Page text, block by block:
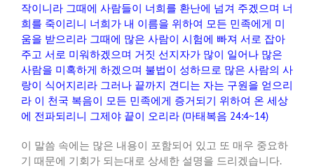
작이니라 그때에 사람들이 너희를 환난에 넘겨 주겠으며 너
희를 죽이리니 너희가 내 이름을 위하여 모든 민족에게 미
움을 받으리라 그때에 많은 사람이 시험에 빠져 서로 잡아
주고 서로 미워하겠으며 거짓 선지자가 많이 일어나 많은
사람을 미혹하게 하겠으며 불법이 성하므로 많은 사람의 사
랑이 식어지리라 그러나 끝까지 견디는 자는 구원을 얻으리
라 이 천국 복음이 모든 민족에게 증거되기 위하여 온 세상
에 전파되리니 그제야 끝이 오리라 (마태복음 24:4~14)
이 말씀 속에는 많은 내용이 포함되어 있고 또 매우 중요하
기 때문에 기회가 되는대로 상세한 설명을 드리겠습니다.